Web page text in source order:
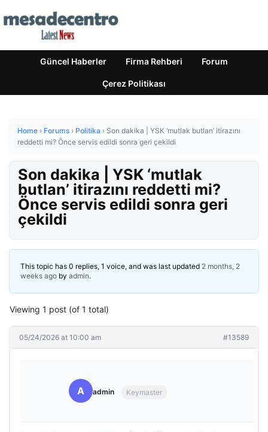
Güncel Haberler Firma Rehberi Forum
Çerez Politikası
Home › Forums › Politika › Son dakika | YSK ‘mutlak butlan’ itirazını
reddetti mi? Önce servis edildi sonra geri çekildi
Son dakika | YSK ‘mutlak
butlan’ itirazını reddetti mi?
Önce servis edildi sonra geri
çekildi
This topic has 0 replies, 1 voice, and was last updated 2 months, 2
weeks ago by admin.
Viewing 1 post (of 1 total)
05/24/2026 at 10:00 am #13589
A admin Keymaster